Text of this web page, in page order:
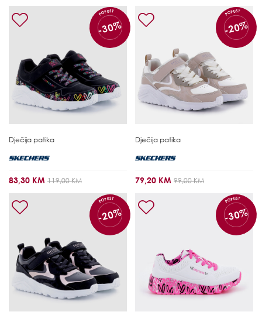
POPUST
-30%
Dječija patika
83,30 KM 119,00 KM
POPUST
-20%
Dječija patika
79,20 KM 99,00 KM
POPUST
-20%
POPUST
-30%